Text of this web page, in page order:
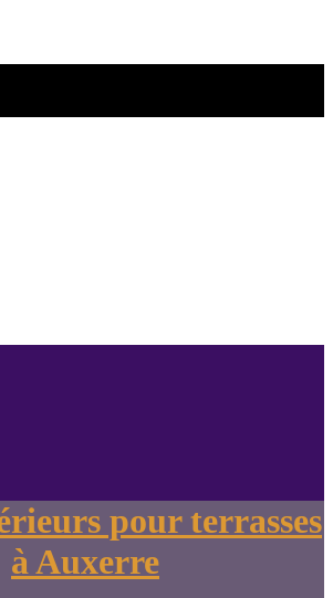
pour terrasses
à Auxerre